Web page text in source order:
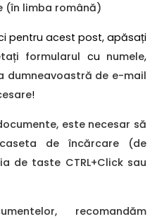
(în limba română)
pentru acest post, apăsați
formularul cu numele,
dumneavoastră de e-mail
!
este necesar să
de încărcare (de
de taste CTRL+Click sau
recomandăm